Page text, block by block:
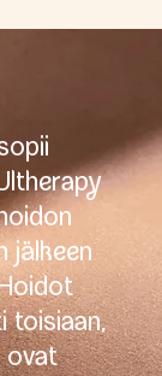
jälkeen
toisiaan,
ovat